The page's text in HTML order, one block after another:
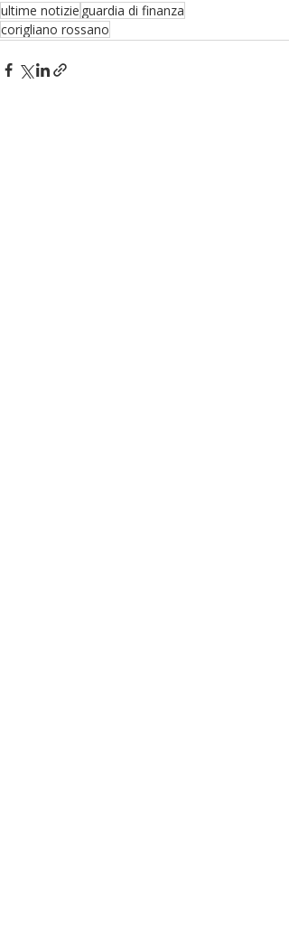
ultime notizie guardia di finanza
corigliano rossano